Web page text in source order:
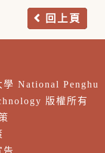
回上頁
National Penghu
版權所有